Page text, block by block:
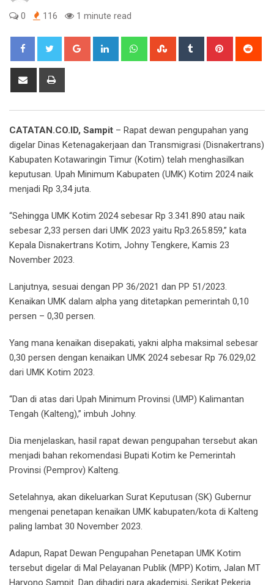
0 116 1 minute read
Google+ LinkedIn WhatsappStumbleUpon
Tumblr Pinterest
Share
CATATAN.CO.ID, Sampit – Rapat dewan pengupahan yang
digelar Dinas Ketenagakerjaan dan Transmigrasi (Disnakertrans)
Kabupaten Kotawaringin Timur (Kotim) telah menghasilkan
keputusan. Upah Minimum Kabupaten (UMK) Kotim 2024 naik
menjadi Rp 3,34 juta.
“Sehingga UMK Kotim 2024 sebesar Rp 3.341.890 atau naik
sebesar 2,33 persen dari UMK 2023 yaitu Rp3.265.859,” kata
Kepala Disnakertrans Kotim, Johny Tengkere, Kamis 23
November 2023.
Lanjutnya, sesuai dengan PP 36/2021 dan PP 51/2023.
Kenaikan UMK dalam alpha yang ditetapkan pemerintah 0,10
persen – 0,30 persen.
Yang mana kenaikan disepakati, yakni alpha maksimal sebesar
0,30 persen dengan kenaikan UMK 2024 sebesar Rp 76.029,02
dari UMK Kotim 2023.
“Dan di atas dari Upah Minimum Provinsi (UMP) Kalimantan
Tengah (Kalteng),” imbuh Johny.
Dia menjelaskan, hasil rapat dewan pengupahan tersebut akan
menjadi bahan rekomendasi Bupati Kotim ke Pemerintah
Provinsi (Pemprov) Kalteng.
Setelahnya, akan dikeluarkan Surat Keputusan (SK) Gubernur
mengenai penetapan kenaikan UMK kabupaten/kota di Kalteng
paling lambat 30 November 2023.
Adapun, Rapat Dewan Pengupahan Penetapan UMK Kotim
tersebut digelar di Mal Pelayanan Publik (MPP) Kotim, Jalan MT
Haryono Sampit. Dan dihadiri para akademisi, Serikat Pekerja